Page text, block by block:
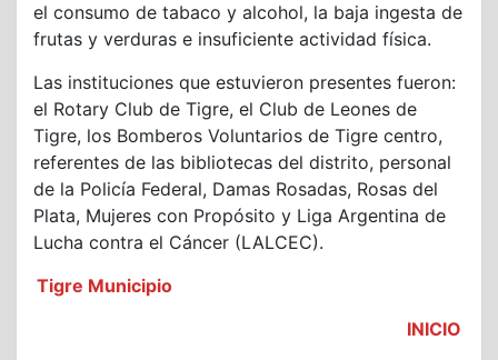
el consumo de tabaco y alcohol, la baja ingesta de
frutas y verduras e insuficiente actividad física.
Las instituciones que estuvieron presentes fueron:
el Rotary Club de Tigre, el Club de Leones de
Tigre, los Bomberos Voluntarios de Tigre centro,
referentes de las bibliotecas del distrito, personal
de la Policía Federal, Damas Rosadas, Rosas del
Plata, Mujeres con Propósito y Liga Argentina de
Lucha contra el Cáncer (LALCEC).
Tigre Municipio
INICIO